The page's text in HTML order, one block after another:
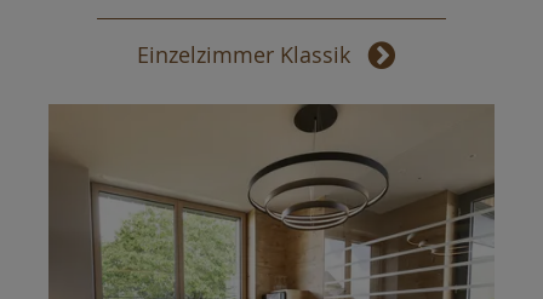
Einzelzimmer Klassik